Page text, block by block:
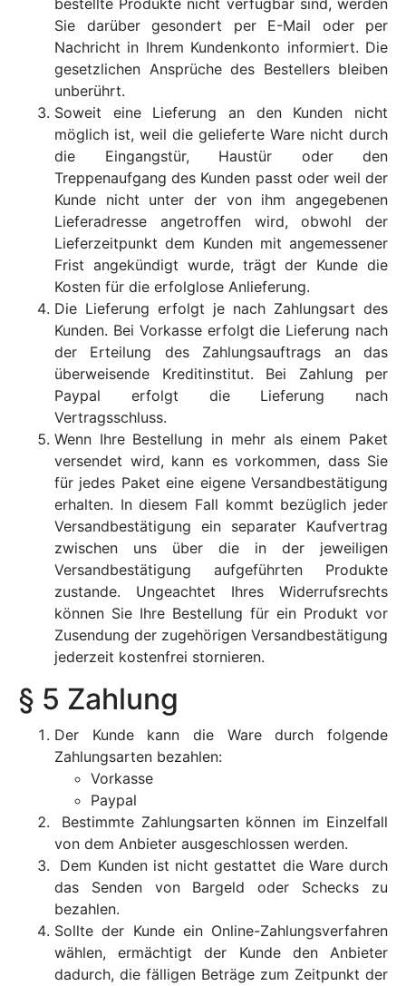
bestellte Produkte nicht verfügbar sind, werden
Sie darüber gesondert per E-Mail oder per
Nachricht in Ihrem Kundenkonto informiert. Die
gesetzlichen Ansprüche des Bestellers bleiben
unberührt.
Soweit eine Lieferung an den Kunden nicht
möglich ist, weil die gelieferte Ware nicht durch
die Eingangstür, Haustür oder den
Treppenaufgang des Kunden passt oder weil der
Kunde nicht unter der von ihm angegebenen
Lieferadresse angetroffen wird, obwohl der
Lieferzeitpunkt dem Kunden mit angemessener
Frist angekündigt wurde, trägt der Kunde die
Kosten für die erfolglose Anlieferung.
Die Lieferung erfolgt je nach Zahlungsart des
Kunden. Bei Vorkasse erfolgt die Lieferung nach
der Erteilung des Zahlungsauftrags an das
überweisende Kreditinstitut. Bei Zahlung per
Paypal erfolgt die Lieferung nach
Vertragsschluss.
Wenn Ihre Bestellung in mehr als einem Paket
versendet wird, kann es vorkommen, dass Sie
für jedes Paket eine eigene Versandbestätigung
erhalten. In diesem Fall kommt bezüglich jeder
Versandbestätigung ein separater Kaufvertrag
zwischen uns über die in der jeweiligen
Versandbestätigung aufgeführten Produkte
zustande. Ungeachtet Ihres Widerrufsrechts
können Sie Ihre Bestellung für ein Produkt vor
Zusendung der zugehörigen Versandbestätigung
jederzeit kostenfrei stornieren.
§ 5 Zahlung
Der Kunde kann die Ware durch folgende
Zahlungsarten bezahlen:
Vorkasse
Paypal
Bestimmte Zahlungsarten können im Einzelfall
von dem Anbieter ausgeschlossen werden.
Dem Kunden ist nicht gestattet die Ware durch
das Senden von Bargeld oder Schecks zu
bezahlen.
Sollte der Kunde ein Online-Zahlungsverfahren
wählen, ermächtigt der Kunde den Anbieter
dadurch, die fälligen Beträge zum Zeitpunkt der